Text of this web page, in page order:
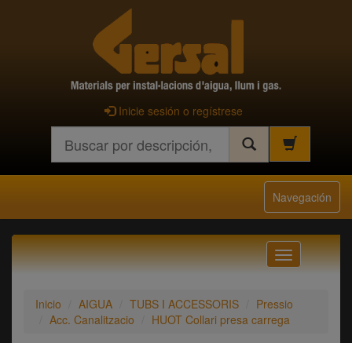
Inicie sesión o regístrese
Navegación
Navegación
Inicio AIGUA TUBS I ACCESSORIS
Pressio
Acc. Canalitzacio
HUOT Collari presa carrega